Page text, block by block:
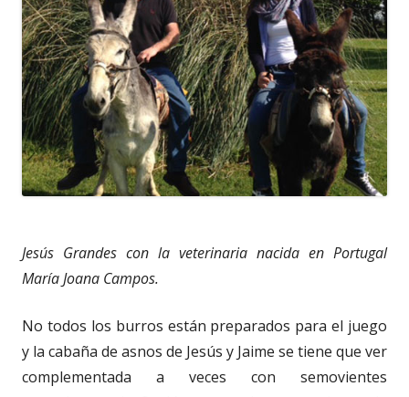
Jesús Grandes con la veterinaria nacida en Portugal
María Joana Campos.
No todos los burros están preparados para el juego
y la cabaña de asnos de Jesús y Jaime se tiene que ver
complementada a veces con semovientes